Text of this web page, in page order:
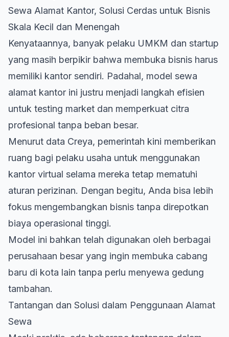
Sewa Alamat Kantor, Solusi Cerdas untuk Bisnis
Skala Kecil dan Menengah
Kenyataannya, banyak pelaku UMKM dan startup
yang masih berpikir bahwa membuka bisnis harus
memiliki kantor sendiri. Padahal, model sewa
alamat kantor ini justru menjadi langkah efisien
untuk testing market dan memperkuat citra
profesional tanpa beban besar.
Menurut data Creya, pemerintah kini memberikan
ruang bagi pelaku usaha untuk menggunakan
kantor virtual selama mereka tetap mematuhi
aturan perizinan. Dengan begitu, Anda bisa lebih
fokus mengembangkan bisnis tanpa direpotkan
biaya operasional tinggi.
Model ini bahkan telah digunakan oleh berbagai
perusahaan besar yang ingin membuka cabang
baru di kota lain tanpa perlu menyewa gedung
tambahan.
Tantangan dan Solusi dalam Penggunaan Alamat
Sewa